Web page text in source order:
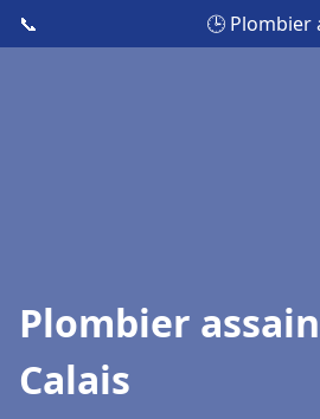
📞 🕒 Plombier
Plombier
Calais